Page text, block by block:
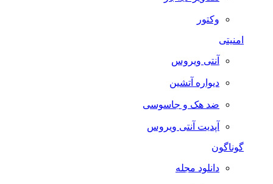
وکتور
امنیتی
آنتی ویروس
دیواره آتشین
ضد هک و جاسوسی
آپدیت آنتی ویروس
گوناگون
دانلود مجله